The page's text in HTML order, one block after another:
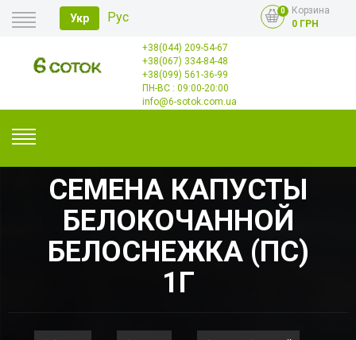
Укр Рус 0
Корзина
0 ГРН
Главная
Оплата
Доставка
+38(044) 209-54-67
+38(067) 334-84-48
+38(099) 561-36-99
ПН-ВС : 09:00-20:00
info@6-sotok.com.ua
СЕМЕНА КАПУСТЫ
БЕЛОКОЧАННОЙ
БЕЛОСНЕЖКА (ПС)
1Г